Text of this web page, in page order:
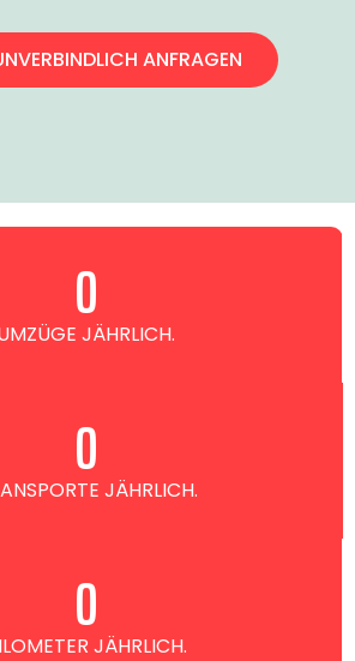
ANFRAGEN
JÄHRLICH.
0
JÄHRLICH.
0
JÄHRLICH.
0